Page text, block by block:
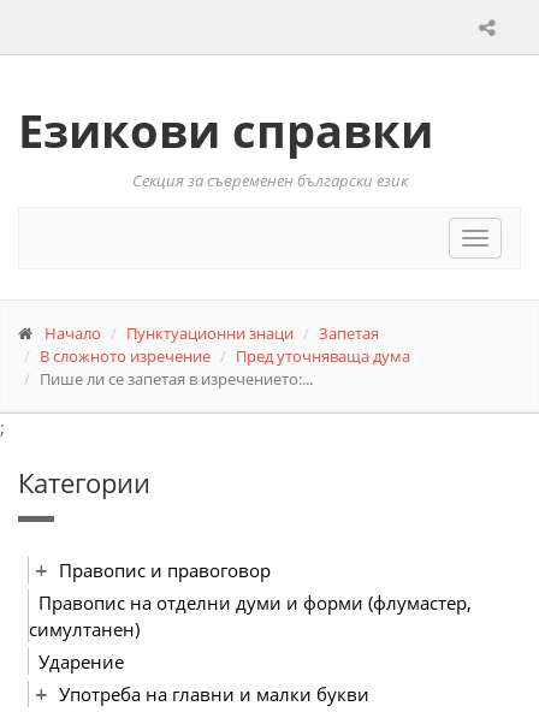
Езикови справки
Секция за съвременен български език
Toggle
Начало Пунктуационни знаци
Запетая
В сложното изречение
Пред уточняваща дума
Пише ли се запетая в изречението:...
;
Категории
Правопис и правоговор
Правопис на отделни думи и форми (флумастер,
симултанен)
Ударение
Употреба на главни и малки букви